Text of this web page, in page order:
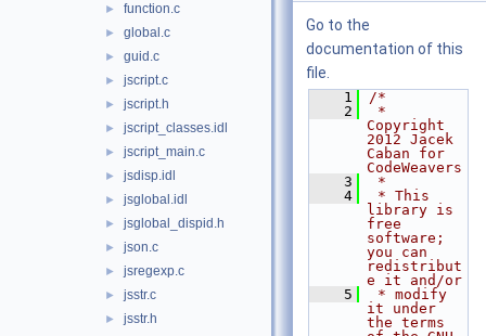
► function.c
► global.c
► guid.c
► jscript.c
► jscript.h
► jscript_classes.idl
► jscript_main.c
► jsdisp.idl
► jsglobal.idl
► jsglobal_dispid.h
► json.c
► jsregexp.c
► jsstr.c
► jsstr.h
Go to the
documentation of this
file.
    1
/*
    2
*
Copyright
2012 Jacek
Caban for
CodeWeavers
    3
*
    4
* This
library is
free
software;
you can
redistribut
e it and/or
    5
* modify
it under
the terms